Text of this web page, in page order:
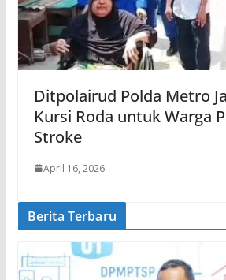
Ditpolairud Polda Metro
Kursi Roda untuk Warga
Stroke
April 16, 2026
Berita Terbaru